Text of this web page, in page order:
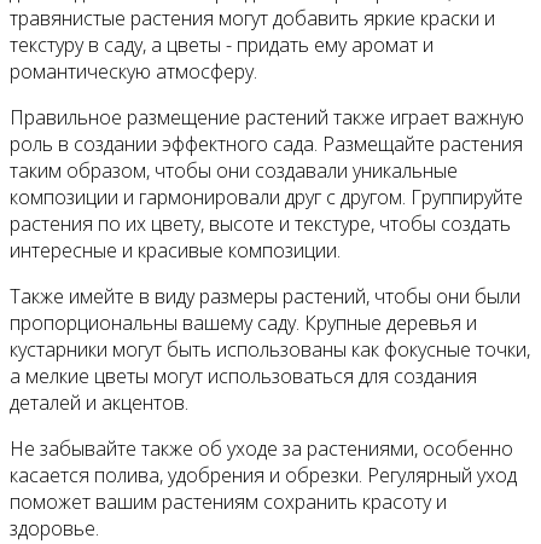
травянистые растения могут добавить яркие краски и
текстуру в саду, а цветы - придать ему аромат и
романтическую атмосферу.
Правильное размещение растений также играет важную
роль в создании эффектного сада. Размещайте растения
таким образом, чтобы они создавали уникальные
композиции и гармонировали друг с другом. Группируйте
растения по их цвету, высоте и текстуре, чтобы создать
интересные и красивые композиции.
Также имейте в виду размеры растений, чтобы они были
пропорциональны вашему саду. Крупные деревья и
кустарники могут быть использованы как фокусные точки,
а мелкие цветы могут использоваться для создания
деталей и акцентов.
Не забывайте также об уходе за растениями, особенно
касается полива, удобрения и обрезки. Регулярный уход
поможет вашим растениям сохранить красоту и
здоровье.